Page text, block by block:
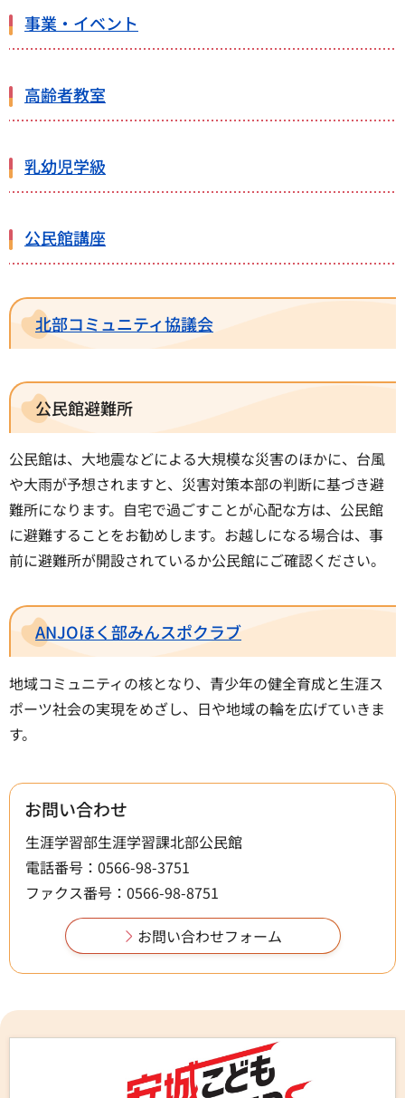
事業・イベント
高齢者教室
乳幼児学級
公民館講座
北部コミュニティ協議会
公民館避難所
公民館は、大地震などによる大規模な災害のほかに、台風
や大雨が予想されますと、災害対策本部の判断に基づき避
難所になります。自宅で過ごすことが心配な方は、公民館
に避難することをお勧めします。お越しになる場合は、事
前に避難所が開設されているか公民館にご確認ください。
ANJOほく部みんスポクラブ
地域コミュニティの核となり、青少年の健全育成と生涯ス
ポーツ社会の実現をめざし、日や地域の輪を広げていきま
す。
お問い合わせ
生涯学習部生涯学習課北部公民館
電話番号：0566-98-3751
ファクス番号：0566-98-8751